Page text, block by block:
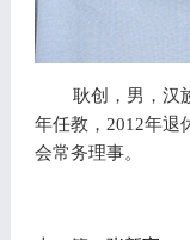
耿创，男，汉
年任教， 2012年退
会常务理事。